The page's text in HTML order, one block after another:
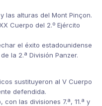
las alturas del Mont Pinçon.
Cuerpo del 2.º Ejército
el éxito estadounidense
la 2.ª División Panzer.
sustituyeron al V Cuerpo
defendida.
con las divisiones 7.ª, 11.ª y